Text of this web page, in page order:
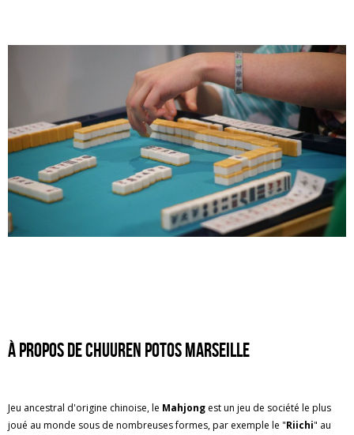
À propos de CHUUREN POTOS MARSEILLE
Jeu ancestral d'origine chinoise, le Mahjong est un jeu de société le plus
joué au monde sous de nombreuses formes, par exemple le "Riichi" au